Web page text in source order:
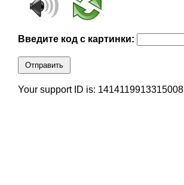
Введите код с картинки:
Отправить
Your support ID is: